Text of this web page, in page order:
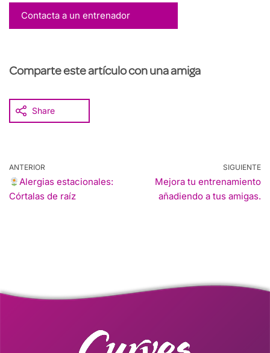
Contacta a un entrenador
Comparte este artículo con una amiga
Share
ANTERIOR
Alergias estacionales:
Córtalas de raíz
SIGUIENTE
Mejora tu entrenamiento
añadiendo a tus amigas.